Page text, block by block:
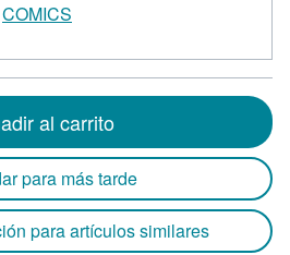
COMICS
al carrito
para más tarde
para artículos similares